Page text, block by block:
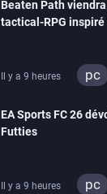
Beaten Path
tactical-RPG inspiré
Il y a 9 heures pc
EA Sports FC 26
Futties
Il y a 9 heures pc